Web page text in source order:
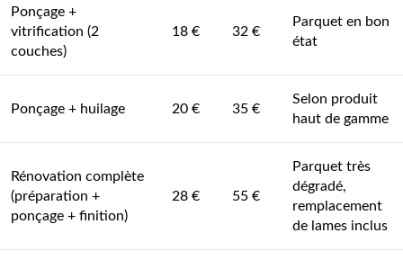
Ponçage +
vitrification (2
couches)
18 € 32 €
Parquet en bon
état
Ponçage + huilage 20 € 35 €
Selon produit
haut de gamme
Rénovation complète
(préparation +
ponçage + finition)
28 € 55 €
Parquet très
dégradé,
remplacement
de lames inclus